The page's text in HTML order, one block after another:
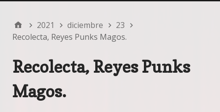
2021 diciembre
23
Recolecta, Reyes Punks Magos.
Recolecta, Reyes Punks
Magos.